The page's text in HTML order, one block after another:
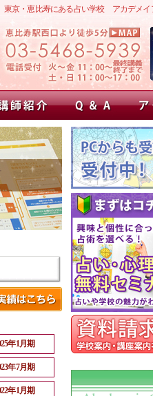
東京・恵比寿にある占い学校 アカデメイ
年1月期
年7月期
年1月期